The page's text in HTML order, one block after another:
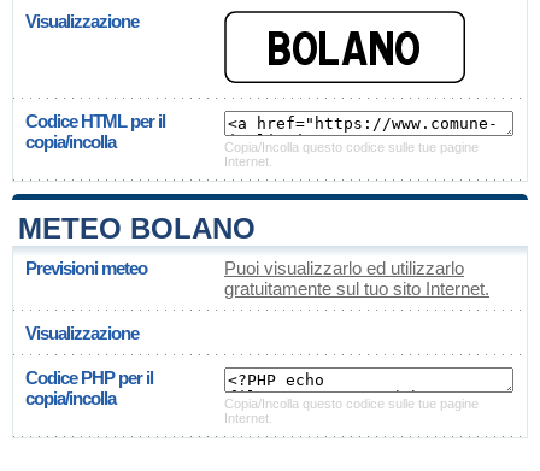
Visualizzazione
Codice HTML per il
copia/incolla
Copia/Incolla questo codice sulle tue pagine
Internet.
METEO BOLANO
Previsioni meteo
Puoi visualizzarlo ed utilizzarlo
gratuitamente sul tuo sito Internet.
Visualizzazione
Codice PHP per il
copia/incolla
Copia/Incolla questo codice sulle tue pagine
Internet.